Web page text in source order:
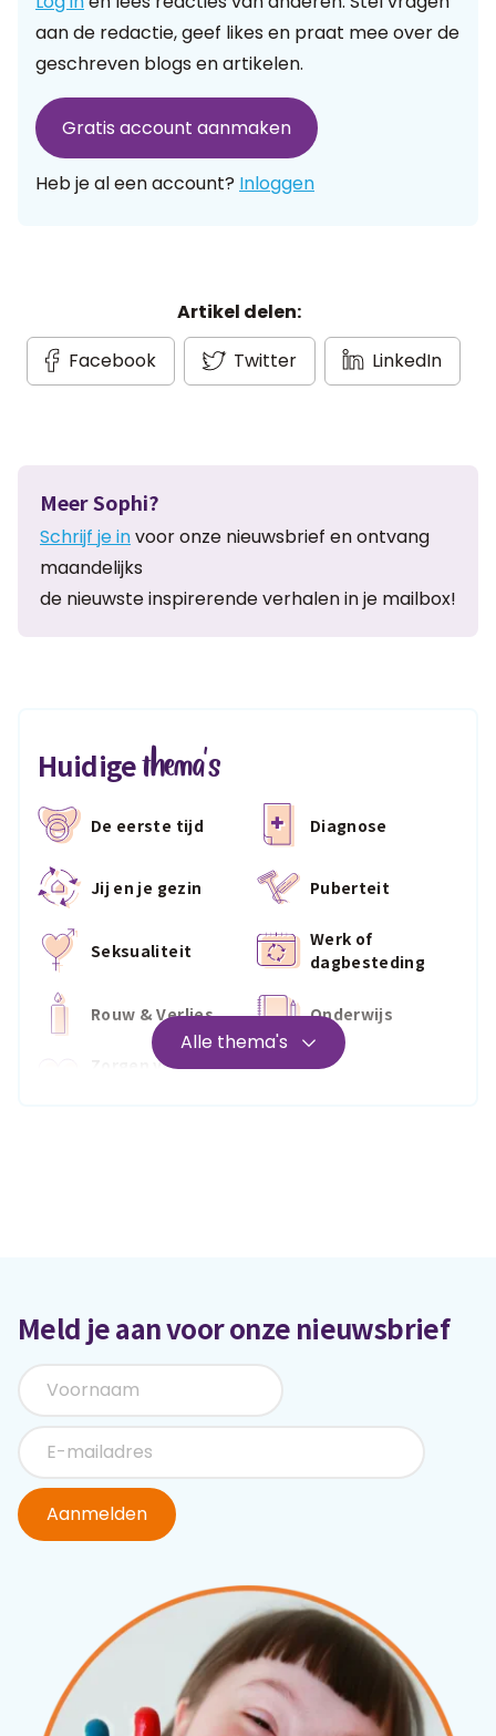
aan de redactie, geef likes en praat mee over de
geschreven blogs en artikelen.
Gratis account aanmaken
Heb je al een account? Inloggen
Artikel delen:
Facebook
Twitter LinkedIn
Meer Sophi?
Schrijf je invoor onze nieuwsbrief en ontvang
maandelijks
de nieuwste inspirerende verhalen in je mailbox!
Huidigethema's
De eerste tijd Diagnose
Jij en je gezin Puberteit
Seksualiteit
Werk of
dagbesteding
Rouw & Verlies Onderwijs
Zorgen voor
Wonen
Alle thema's
Meld je aan voor onze nieuwsbrief
Aanmelden